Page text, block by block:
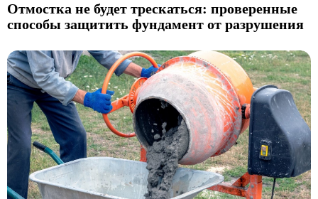
Отмостка не будет трескаться: проверенные
способы защитить фундамент от разрушения